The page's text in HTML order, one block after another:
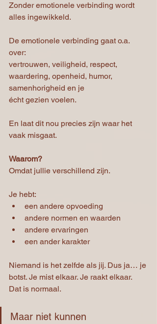
Zonder emotionele verbinding wordt
alles ingewikkeld.
De emotionele verbinding gaat o.a.
over:
vertrouwen, veiligheid, respect,
waardering, openheid, humor,
samenhorigheid en je
écht gezien voelen.
En laat dit nou precies zijn waar het
vaak misgaat.
Waarom?
Omdat jullie verschillend zijn.
Je hebt:
een andere opvoeding
andere normen en waarden
andere ervaringen
een ander karakter
Niemand is het zelfde als jij. Dus ja… je
botst. Je mist elkaar. Je raakt elkaar.
Dat is normaal.
Maar niet kunnen